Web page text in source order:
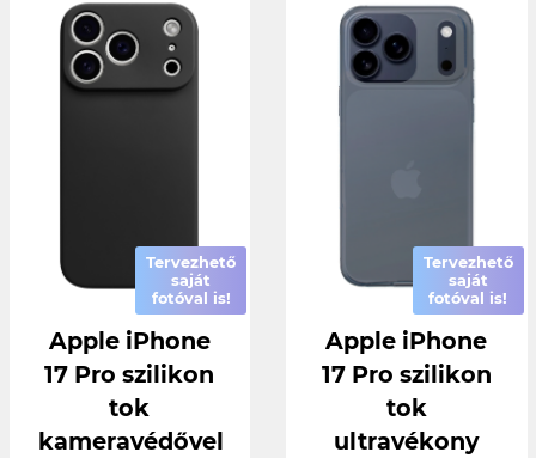
Tervezhető
saját
fotóval is!
Apple iPhone
17 Pro szilikon
tok
kameravédővel
Tervezhető
saját
fotóval is!
Apple iPhone
17 Pro szilikon
tok
ultravékony